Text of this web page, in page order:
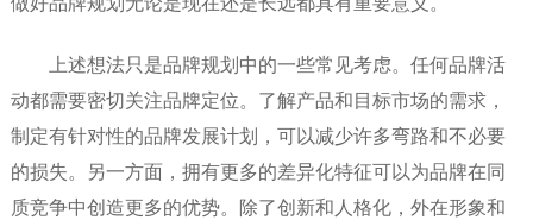
上述想法只是品牌规划中的一些常见考虑。任何品牌活
动都需要密切关注品牌定位。了解产品和目标市场的需求，
制定有针对性的品牌发展计划，可以减少许多弯路和不必要
的损失。另一方面，拥有更多的差异化特征可以为品牌在同
质竞争中创造更多的优势。除了创新和人格化，外在形象和